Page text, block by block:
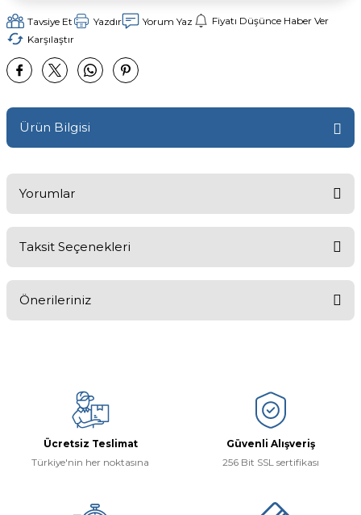
Tavsiye Et Yazdır Yorum Yaz
Fiyatı Düşünce Haber Ver
Karşılaştır
Ürün Bilgisi
Yorumlar
Taksit Seçenekleri
Önerileriniz
Ürün resmi kalitesiz, bozuk veya görüntülenemiyor.
Ücretsiz Teslimat
Türkiye'nin her noktasına
Güvenli Alışveriş
256 Bit SSL sertifikası